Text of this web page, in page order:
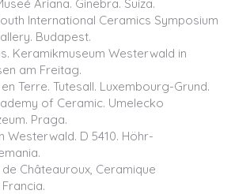
Ariana. Ginebra. Suiza.
International Ceramics Symposium
Budapest.
Keramikmuseum Westerwald in
am Freitag.
Terre. Tutesall. Luxembourg-Grund.
of Ceramic. Umelecko
Praga.
Westerwald. D 5410. Höhr-
de Châteauroux, Ceramique